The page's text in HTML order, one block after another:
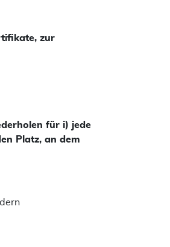
zur
für i) jede
Platz, an dem